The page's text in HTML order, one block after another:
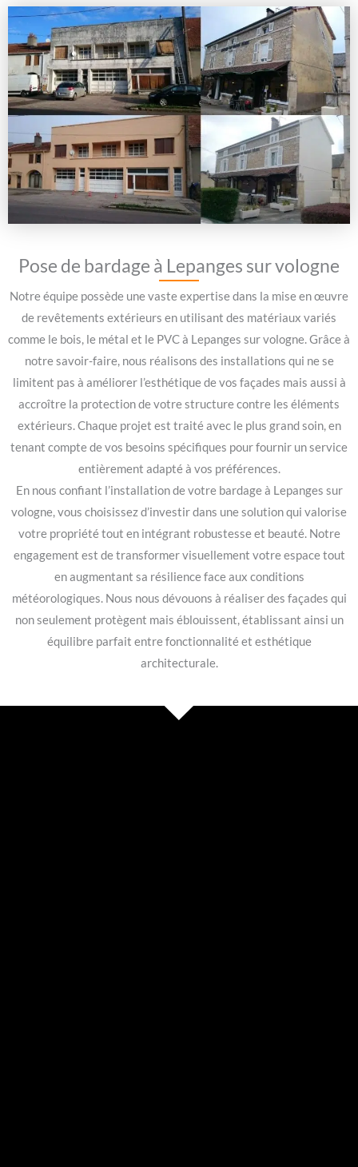
Pose de bardage à Lepanges sur vologne
Notre équipe possède une vaste expertise dans la mise en œuvre
de revêtements extérieurs en utilisant des matériaux variés
comme le bois, le métal et le PVC à Lepanges sur vologne. Grâce à
notre savoir-faire, nous réalisons des installations qui ne se
limitent pas à améliorer l’esthétique de vos façades mais aussi à
accroître la protection de votre structure contre les éléments
extérieurs. Chaque projet est traité avec le plus grand soin, en
tenant compte de vos besoins spécifiques pour fournir un service
entièrement adapté à vos préférences.
En nous confiant l’installation de votre bardage à Lepanges sur
vologne, vous choisissez d’investir dans une solution qui valorise
votre propriété tout en intégrant robustesse et beauté. Notre
engagement est de transformer visuellement votre espace tout
en augmentant sa résilience face aux conditions
météorologiques. Nous nous dévouons à réaliser des façades qui
non seulement protègent mais éblouissent, établissant ainsi un
équilibre parfait entre fonctionnalité et esthétique
architecturale.